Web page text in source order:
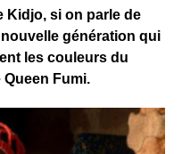
Kidjo, si on parle de
génération qui
les couleurs du
Fumi.